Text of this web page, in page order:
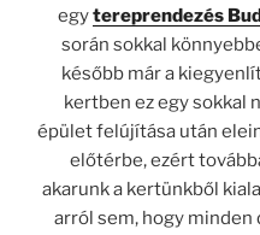
egytereprendezés
során sokkal
később már a
kertben ez egy sokkal
épület felújítása után
előtérbe, ezért
akarunk a kertünkből
arról sem, hogy minden